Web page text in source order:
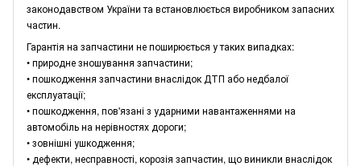
законодавством України та встановлюється виробником запасних
частин.
Гарантія на запчастини не поширюється у таких випадках:
• природне зношування запчастини;
• пошкодження запчастини внаслідок ДТП або недбалої
експлуатації;
• пошкодження, пов'язані з ударними навантаженнями на
автомобіль на нерівностях дороги;
• зовнішні ушкодження;
• дефекти, несправності, корозія запчастин, що виникли внаслідок